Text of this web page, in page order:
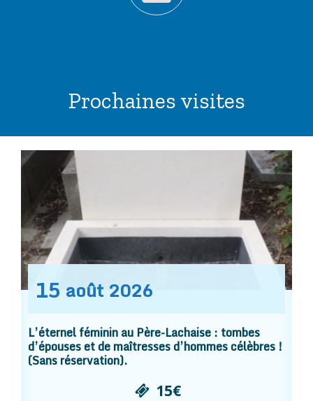
Prochaines visites
15 août 2026
L’éternel féminin au Père-Lachaise : tombes
d’épouses et de maîtresses d’hommes célèbres !
(Sans réservation).
15€